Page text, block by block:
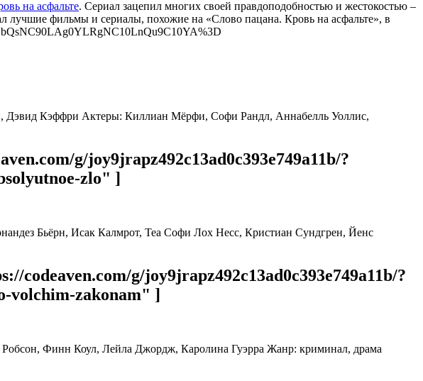
на асфальте. Сериал зацепил многих своей правдоподобностью и жестокостью –
лучшие фильмы и сериалы, похожие на «Слово пацана. Кровь на асфальте», в
Дэвид Кэффри Актеры: Киллиан Мёрфи, Софи Рандл, Аннабелль Уоллис,
g/joy9jrapz492c13ad0c393e749a11b/?
zlo" ]
Бьёрн, Исак Калмрот, Теа Софи Лох Несс, Кристиан Сундгрен, Йенс
g/joy9jrapz492c13ad0c393e749a11b/?
volchim-zakonam" ]
Финн Коул, Лейла Джордж, Каролина Гуэрра Жанр: криминал, драма